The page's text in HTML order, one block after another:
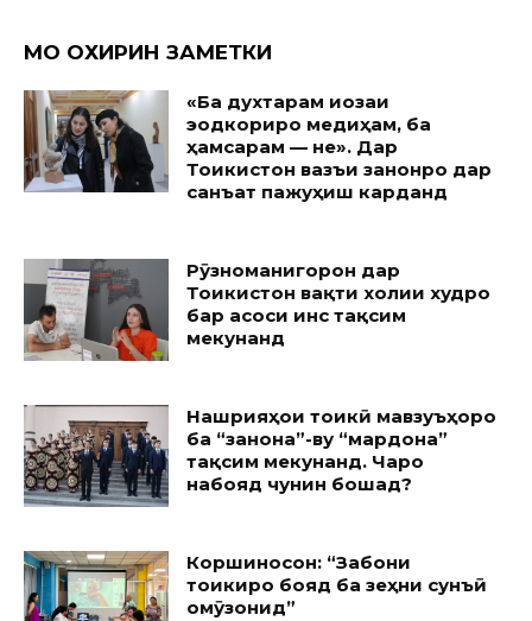
МО ОХИРИН ЗАМЕТКИ
«Ба духтарам иҷозаи
эҷодкориро медиҳам, ба
ҳамсарам — не». Дар
Тоҷикистон вазъи занонро дар
санъат пажуҳиш карданд
Рӯзноманигорон дар
Тоҷикистон вақти холии худро
бар асоси ҷинс тақсим
мекунанд
Нашрияҳои тоҷикӣ мавзуъҳоро
ба “занона”-ву “мардона”
тақсим мекунанд. Чаро
набояд чунин бошад?
Коршиносон: “Забони
тоҷикиро бояд ба зеҳни сунъӣ
омӯзонид”